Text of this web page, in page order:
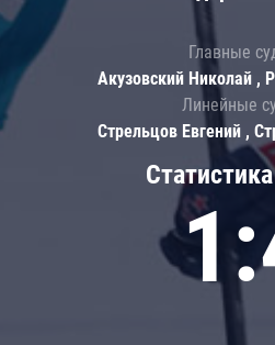
Главные
Акузовский Николай ,
Линейные
Стрельцов Евгений ,